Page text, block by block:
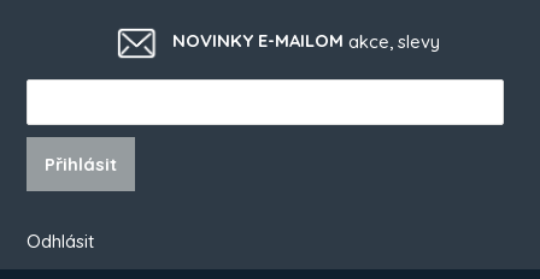
NOVINKY E-MAILOM akce, slevy
Přihlásit
Odhlásit